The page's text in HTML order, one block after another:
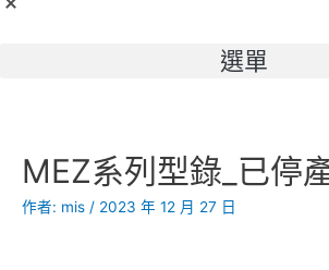
選單
MEZ系列型錄_已停
作者: mis / 2023 年 12 月 27 日
章
導
覽